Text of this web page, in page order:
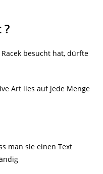
besucht hat, dürfte
Art lies auf jede Menge
man sie einen Text